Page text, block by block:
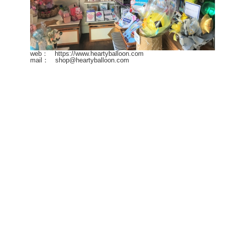
web： https://www.heartyballoon.com
mail： shop@heartyballoon.com